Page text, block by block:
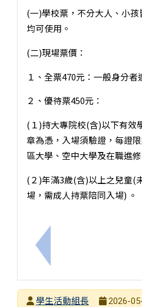
上一筆：臺南市白河區
(一)學校票，不分大人、小
均可使用。
(二)現場票價：
１、全票470元：一般身分者
２、優待票450元：
(１)持大專院校(含)以下有效
章為憑，入場須驗證，每證
區大學、空中大學及在職進
(２)年滿3歲(含)以上之兒童(
場，需成人持票陪同入場) 。
發布者
學生活動組長
2026-